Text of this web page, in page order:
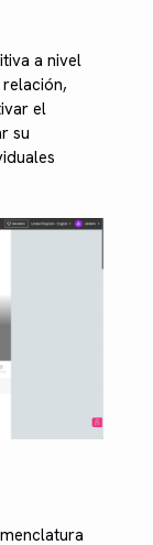
a nivel
el
su